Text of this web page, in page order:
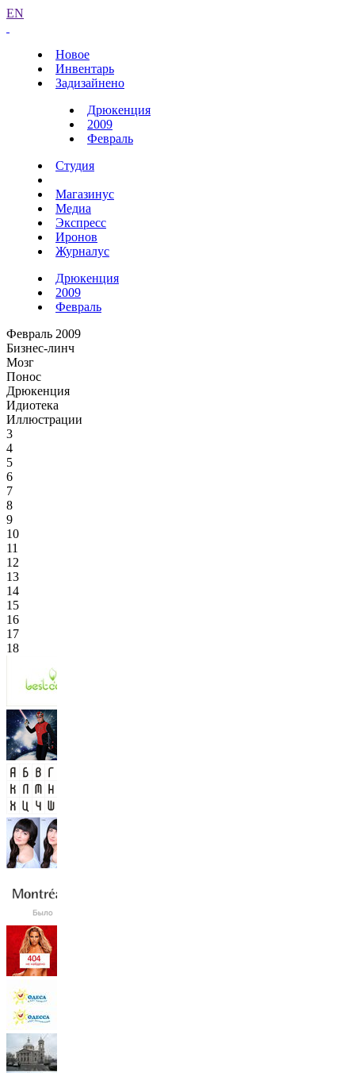
EN
Новое
Инвентарь
Задизайнено
Дрюкенция
2009
Февраль
Студия
Магазинус
Медиа
Экспресс
Иронов
Журналус
Дрюкенция
2009
Февраль
Февраль 2009
Бизнес-линч
Мозг
Понос
Дрюкенция
Идиотека
Иллюстрации
3
4
5
6
7
8
9
10
11
12
13
14
15
16
17
18